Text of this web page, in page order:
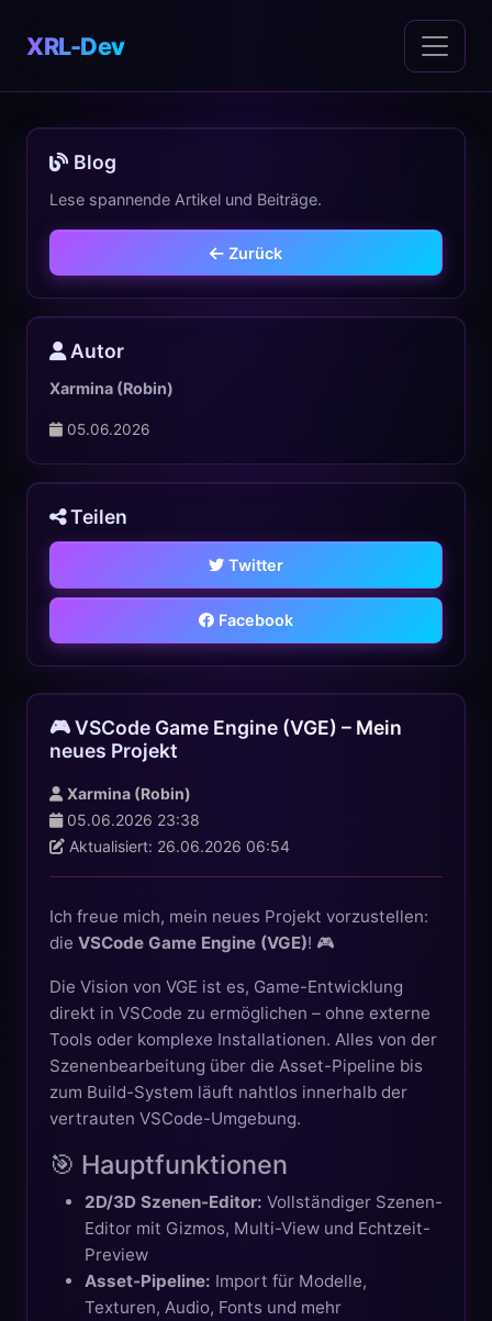
XRL-Dev
Blog
Lese spannende Artikel und Beiträge.
Zurück
Autor
Xarmina (Robin)
05.06.2026
Teilen
Twitter
Facebook
🎮 VSCode Game Engine (VGE) – Mein
neues Projekt
Xarmina (Robin)
05.06.2026 23:38
Aktualisiert: 26.06.2026 06:54
Ich freue mich, mein neues Projekt vorzustellen:
die VSCode Game Engine (VGE)! 🎮
Die Vision von VGE ist es, Game-Entwicklung
direkt in VSCode zu ermöglichen – ohne externe
Tools oder komplexe Installationen. Alles von der
Szenenbearbeitung über die Asset-Pipeline bis
zum Build-System läuft nahtlos innerhalb der
vertrauten VSCode-Umgebung.
🎯 Hauptfunktionen
2D/3D Szenen-Editor: Vollständiger Szenen-
Editor mit Gizmos, Multi-View und Echtzeit-
Preview
Asset-Pipeline: Import für Modelle,
Texturen, Audio, Fonts und mehr